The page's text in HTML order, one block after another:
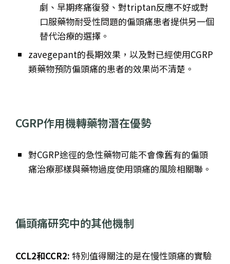
劇、早期疼痛復發、對triptan反應不好或對
口服藥物耐受性問題的偏頭痛患者提供另一個
替代治療的選擇。
zavegepant的長期效果，以及對已經使用CGRP
類藥物預防偏頭痛的患者的效果尚不清楚。
CGRP作用機轉藥物潛在優勢
對CGRP途徑的急性藥物可能不會像舊有的偏頭
痛治療那樣與藥物過度使用頭痛的風險相關聯。
偏頭痛研究中的其他機制
CCL2和CCR2: 特別值得關注的是在慢性頭痛的實驗